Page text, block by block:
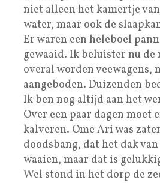
niet alleen het kamertje
water, maar ook de
Er waren een heleboel
gewaaid. Ik beluister nu
overal worden veewagens,
aangeboden. Duizenden
Ik ben nog altijd aan het
Over een paar dagen moet
kalveren. Ome Ari was
doodsbang, dat het dak
waaien, maar dat is
Wel stond in het dorp de